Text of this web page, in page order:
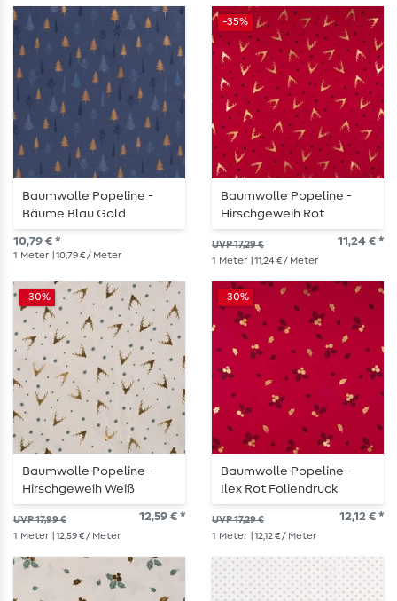
Baumwolle Popeline -
Bäume Blau Gold
10,79 € *
1 Meter | 10,79 € / Meter
-35%
Baumwolle Popeline -
Hirschgeweih Rot
Foliendruck
UVP 17,29 € 11,24 € *
1 Meter | 11,24 € / Meter
-30%
Baumwolle Popeline -
Hirschgeweih Weiß
Foliendruck
UVP 17,99 € 12,59 € *
1 Meter | 12,59 € / Meter
-30%
Baumwolle Popeline -
Ilex Rot Foliendruck
UVP 17,29 € 12,12 € *
1 Meter | 12,12 € / Meter